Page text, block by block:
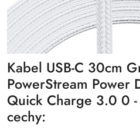
Kabel USB-C 30cm
PowerStream Power
Quick Charge 3.0 0
cechy: